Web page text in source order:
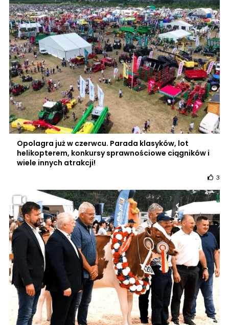
Opolagra już w czerwcu. Parada klasyków, lot
helikopterem, konkursy sprawnościowe ciągników i
wiele innych atrakcji!
3